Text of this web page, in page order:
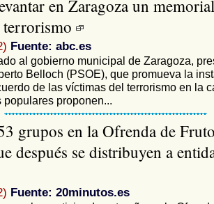
en Zaragoza un
Fuente: abc.es
al gobierno municipal de Zaragoza,
Belloch (PSOE), que promueva la
de las víctimas del terrorismo en la
populares proponen...
grupos en la Ofrenda de
después se distribuyen a
Fuente: 20minutos.es